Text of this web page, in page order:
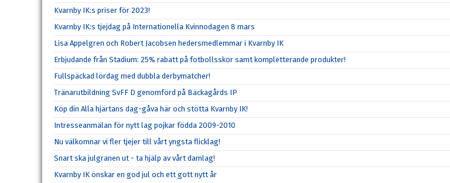
Kvarnby IK:s priser för 2023!
Kvarnby IK:s tjejdag på Internationella Kvinnodagen 8 mars
Lisa Appelgren och Robert Jacobsen hedersmedlemmar i Kvarnby IK
Erbjudande från Stadium: 25% rabatt på fotbollsskor samt kompletterande produkter!
Fullspäckad lördag med dubbla derbymatcher!
Tränarutbildning SvFF D genomförd på Bäckagårds IP
Köp din Alla hjärtans dag-gåva här och stötta Kvarnby IK!
Intresseanmälan för nytt lag pojkar födda 2009-2010
Nu välkomnar vi fler tjejer till vårt yngsta flicklag!
Snart ska julgranen ut - ta hjälp av vårt damlag!
Kvarnby IK önskar en god jul och ett gott nytt år